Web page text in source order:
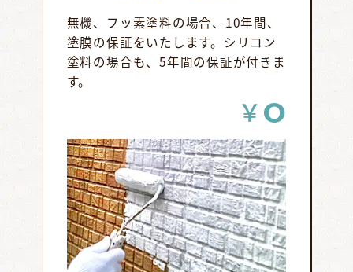
無機、フッ素塗料の場合、10年間、
塗膜の保証をいたします。シリコン
塗料の場合も、5年間の保証が付きま
す。
￥0